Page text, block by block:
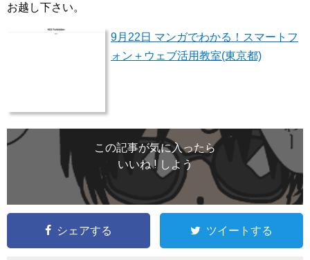
お越し下さい。
9月22日 マンガでわかる！スマートフ
ォン＋ウェブ活用教室(東京都)
この記事が気に入ったら
いいね ! しよう
シェアする ツイートする